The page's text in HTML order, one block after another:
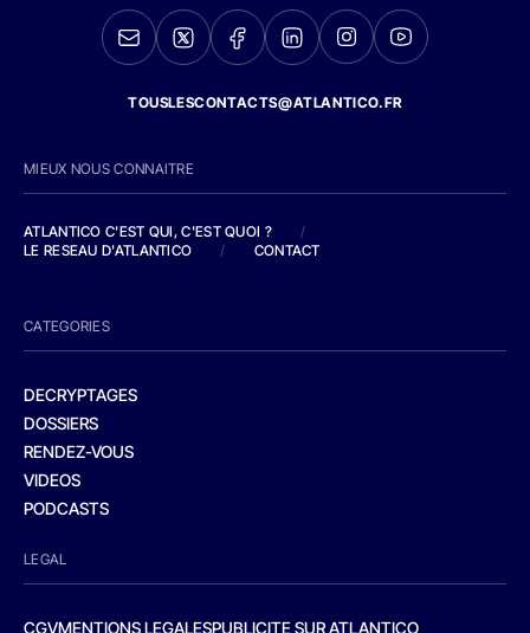
TOUSLESCONTACTS@ATLANTICO.FR
MIEUX NOUS CONNAITRE
ATLANTICO C'EST QUI, C'EST QUOI ?
/
LE RESEAU D'ATLANTICO
/ CONTACT
CATEGORIES
DECRYPTAGES
DOSSIERS
RENDEZ-VOUS
VIDEOS
PODCASTS
LEGAL
CGVMENTIONS LEGALESPUBLICITE SUR ATLANTICO